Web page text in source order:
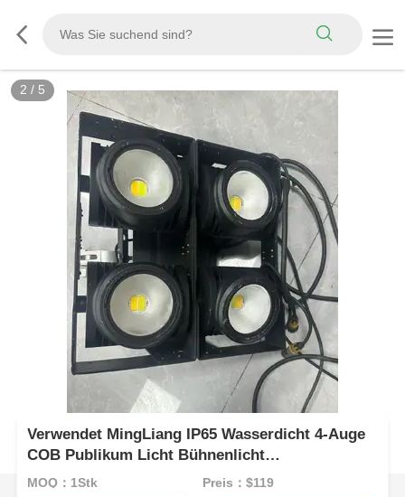
2 / 5
Verwendet MingLiang IP65 Wasserdicht 4-Auge
COB Publikum Licht Bühnenlicht
Oberflächenlicht
MOQ：1Stk Preis：$119